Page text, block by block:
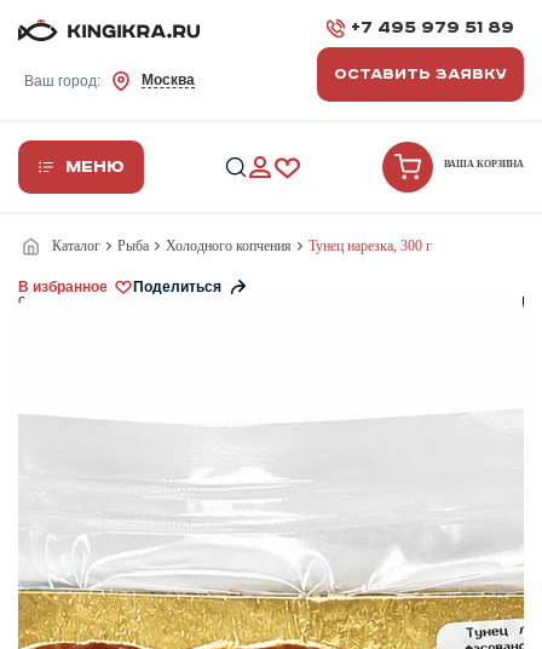
Ваш город: Москва
+7 495 979 51 89
ОСТАВИТЬ ЗАЯВКУ
Меню ВАША КОРЗИНА
Каталог Рыба Холодного копчения Тунец нарезка, 300 г
В избранное